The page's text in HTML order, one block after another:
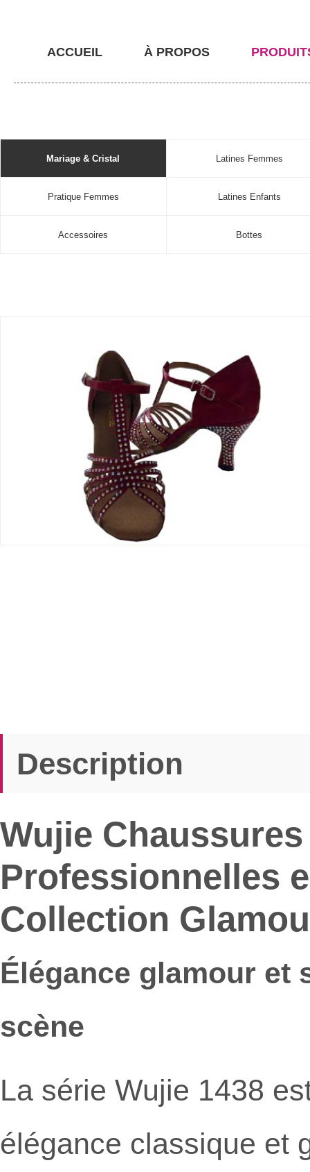
ACCUEIL À PROPOS
Mariage & Cristal Latines Femmes
Pratique Femmes Latines Enfants
Accessoires Bottes
Description
Wujie
Professionnelles
Collection
Élégance glamour et
scène
La série Wujie 1438
élégance classique et